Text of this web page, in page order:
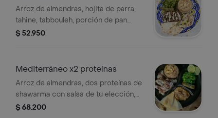
Arroz de almendras, hojita de parra,
tahine, tabbouleh, porción de pan
árabe y proteina a elección
$ 52.950
Mediterráneo x2 proteínas
Arroz de almendras, dos proteínas de
shawarma con salsa de tu elección,
hojita de parra, tahine, tabbouleh y
$ 68.200